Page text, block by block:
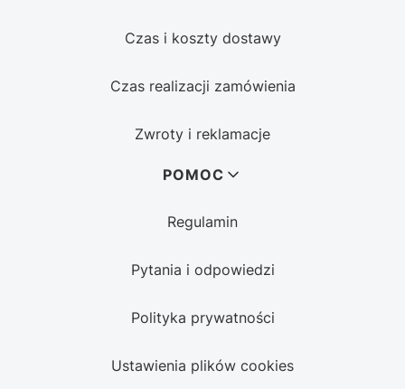
Czas i koszty dostawy
Czas realizacji zamówienia
Zwroty i reklamacje
POMOC
Regulamin
Pytania i odpowiedzi
Polityka prywatności
Ustawienia plików cookies